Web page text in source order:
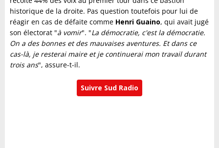
historique de la droite. Pas question toutefois pour lui de
réagir en cas de défaite comme Henri Guaino, qui avait jugé
son électorat "à vomir". "La démocratie, c'est la démocratie.
On a des bonnes et des mauvaises aventures. Et dans ce
cas-là, je resterai maire et je continuerai mon travail durant
trois ans", assure-t-il.
Suivre Sud Radio